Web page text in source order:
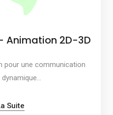
Animation 2D-3D
pour une communication
Suite